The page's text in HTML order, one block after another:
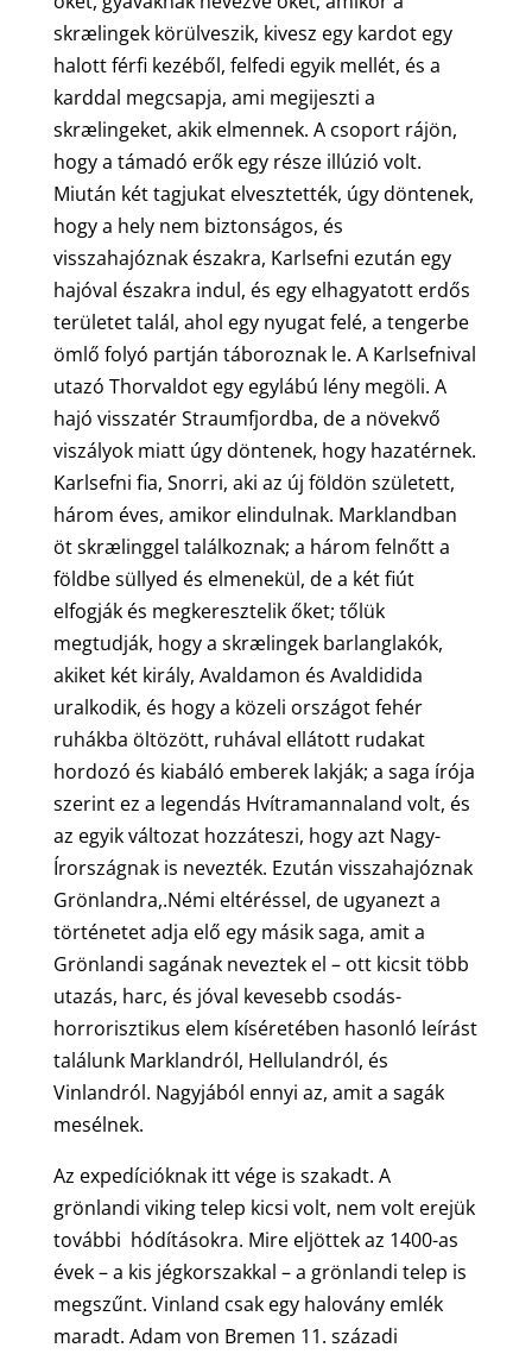
skrælingek körülveszik, kivesz egy kardot egy
halott férfi kezéből, felfedi egyik mellét, és a
karddal megcsapja, ami megijeszti a
skrælingeket, akik elmennek. A csoport rájön,
hogy a támadó erők egy része illúzió volt.
Miután két tagjukat elvesztették, úgy döntenek,
hogy a hely nem biztonságos, és
visszahajóznak északra, Karlsefni ezután egy
hajóval északra indul, és egy elhagyatott erdős
területet talál, ahol egy nyugat felé, a tengerbe
ömlő folyó partján táboroznak le. A Karlsefnival
utazó Thorvaldot egy egylábú lény megöli. A
hajó visszatér Straumfjordba, de a növekvő
viszályok miatt úgy döntenek, hogy hazatérnek.
Karlsefni fia, Snorri, aki az új földön született,
három éves, amikor elindulnak. Marklandban
öt skrælinggel találkoznak; a három felnőtt a
földbe süllyed és elmenekül, de a két fiút
elfogják és megkeresztelik őket; tőlük
megtudják, hogy a skrælingek barlanglakók,
akiket két király, Avaldamon és Avaldidida
uralkodik, és hogy a közeli országot fehér
ruhákba öltözött, ruhával ellátott rudakat
hordozó és kiabáló emberek lakják; a saga írója
szerint ez a legendás Hvítramannaland volt, és
az egyik változat hozzáteszi, hogy azt Nagy-
Írországnak is nevezték. Ezután visszahajóznak
Grönlandra,.Némi eltéréssel, de ugyanezt a
történetet adja elő egy másik saga, amit a
Grönlandi sagának neveztek el – ott kicsit több
utazás, harc, és jóval kevesebb csodás-
horrorisztikus elem kíséretében hasonló leírást
találunk Marklandról, Hellulandról, és
Vinlandról. Nagyjából ennyi az, amit a sagák
mesélnek.
Az expedícióknak itt vége is szakadt. A
grönlandi viking telep kicsi volt, nem volt erejük
további hódításokra. Mire eljöttek az 1400-as
évek – a kis jégkorszakkal – a grönlandi telep is
megszűnt. Vinland csak egy halovány emlék
maradt. Adam von Bremen 11. századi